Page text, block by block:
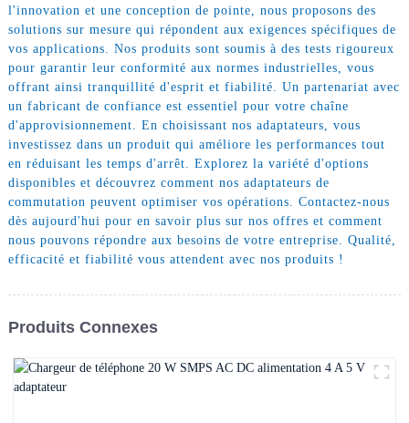
l'innovation et une conception de pointe, nous proposons des
solutions sur mesure qui répondent aux exigences spécifiques de
vos applications. Nos produits sont soumis à des tests rigoureux
pour garantir leur conformité aux normes industrielles, vous
offrant ainsi tranquillité d'esprit et fiabilité. Un partenariat avec
un fabricant de confiance est essentiel pour votre chaîne
d'approvisionnement. En choisissant nos adaptateurs, vous
investissez dans un produit qui améliore les performances tout
en réduisant les temps d'arrêt. Explorez la variété d'options
disponibles et découvrez comment nos adaptateurs de
commutation peuvent optimiser vos opérations. Contactez-nous
dès aujourd'hui pour en savoir plus sur nos offres et comment
nous pouvons répondre aux besoins de votre entreprise. Qualité,
efficacité et fiabilité vous attendent avec nos produits !
Produits Connexes